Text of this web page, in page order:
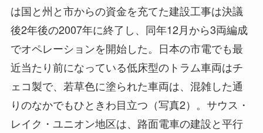
は国と州と市からの資金を充てた建設工事は決議
後2年後の2007年に終了し、同年12月から3両編成
でオペレーションを開始した。日本の市電でも最
近当たり前になっている低床型のトラム車両はチ
ェコ製で、若草色に塗られた車両は、混雑した通
りのなかでもひときわ目立つ（写真2）。サウス・
レイク・ユニオン地区は、路面電車の建設と平行